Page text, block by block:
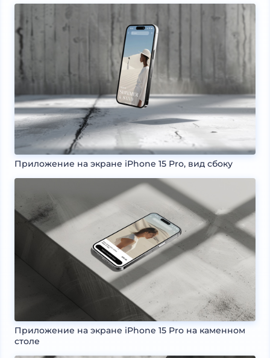
Приложение на экране iPhone 15 Pro, вид сбоку
Приложение на экране iPhone 15 Pro на каменном
столе